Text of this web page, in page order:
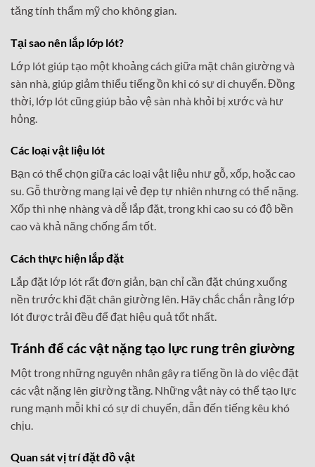
tăng tính thẩm mỹ cho không gian.
Tại sao nên lắp lớp lót?
Lớp lót giúp tạo một khoảng cách giữa mặt chân giường và
sàn nhà, giúp giảm thiểu tiếng ồn khi có sự di chuyển. Đồng
thời, lớp lót cũng giúp bảo vệ sàn nhà khỏi bị xước và hư
hỏng.
Các loại vật liệu lót
Bạn có thể chọn giữa các loại vật liệu như gỗ, xốp, hoặc cao
su. Gỗ thường mang lại vẻ đẹp tự nhiên nhưng có thể nặng.
Xốp thì nhẹ nhàng và dễ lắp đặt, trong khi cao su có độ bền
cao và khả năng chống ẩm tốt.
Cách thực hiện lắp đặt
Lắp đặt lớp lót rất đơn giản, bạn chỉ cần đặt chúng xuống
nền trước khi đặt chân giường lên. Hãy chắc chắn rằng lớp
lót được trải đều để đạt hiệu quả tốt nhất.
Tránh để các vật nặng tạo lực rung trên giường
Một trong những nguyên nhân gây ra tiếng ồn là do việc đặt
các vật nặng lên giường tầng. Những vật này có thể tạo lực
rung mạnh mỗi khi có sự di chuyển, dẫn đến tiếng kêu khó
chịu.
Quan sát vị trí đặt đồ vật